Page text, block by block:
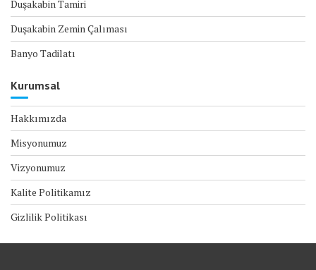
Duşakabin Tamiri
Duşakabin Zemin Çalıması
Banyo Tadilatı
Kurumsal
Hakkımızda
Misyonumuz
Vizyonumuz
Kalite Politikamız
Gizlilik Politikası